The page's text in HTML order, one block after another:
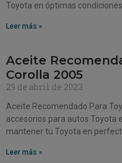
Toyota en óptimas
Leer más »
Aceite
Corolla 2005
29 de abril de 2023
Aceite Recomendado Para
accesorios para autos Toyota
mantener tu Toyota en
Leer más »